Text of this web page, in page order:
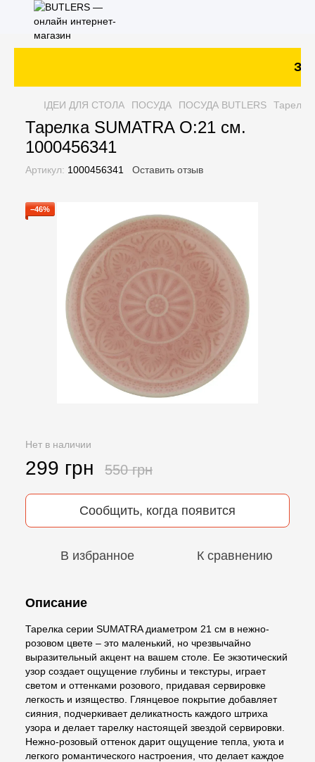
ІДЕИ ДЛЯ СТОЛА ПОСУДА ПОСУДА BUTLERS Тарелка
Тарелка SUMATRA O:21 см.
1000456341
Артикул: 1000456341 Оставить отзыв
−46%
Нет в наличии
299 грн 550 грн
Сообщить, когда появится
В избранное К сравнению
Описание
Тарелка серии SUMATRA диаметром 21 см в нежно-
розовом цвете – это маленький, но чрезвычайно
выразительный акцент на вашем столе. Ее экзотический
узор создает ощущение глубины и текстуры, играет
светом и оттенками розового, придавая сервировке
легкость и изящество. Глянцевое покрытие добавляет
сияния, подчеркивает деликатность каждого штриха
узора и делает тарелку настоящей звездой сервировки.
Нежно-розовый оттенок дарит ощущение тепла, уюта и
легкого романтического настроения, что делает каждое